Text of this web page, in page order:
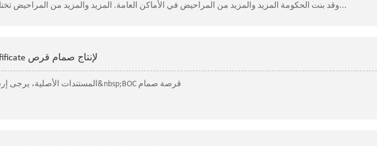
وقد بنت الحكومة المزيد والمزيد من المراحيض في الأماكن العامة. المزيد والمزيد من المراحيض تختار استخدام المر...
أيزو 9001 cerfificate لإنتاج صمام قرص
المستندات الأصلية، يرجى إرسال الطلب إلى&nbsp;BOC قرصة صمام